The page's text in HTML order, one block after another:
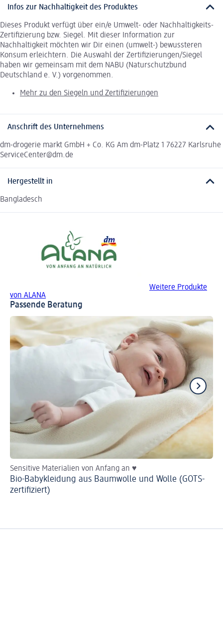
Infos zur Nachhaltigkeit des Produktes
Dieses Produkt verfügt über ein/e Umwelt- oder Nachhaltigkeits-
Zertifizierung bzw. Siegel. Mit dieser Information zur
Nachhaltigkeit möchten wir Dir einen (umwelt-) bewussteren
Konsum erleichtern. Die Auswahl der Zertifizierungen/Siegel
haben wir gemeinsam mit dem NABU (Naturschutzbund
Deutschland e. V.) vorgenommen.
Mehr zu den Siegeln und Zertifizierungen
Anschrift des Unternehmens
dm-drogerie markt GmbH + Co. KG Am dm-Platz 1 76227 Karlsruhe
ServiceCenter@dm.de
Hergestellt in
Bangladesch
Weitere Produkte
von ALANA
Passende Beratung
Sensitive Materialien von Anfang an ♥
Bio-Babykleidung aus Baumwolle und Wolle (GOTS-
zertifiziert)